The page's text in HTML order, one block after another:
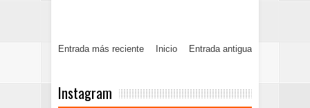
Entrada más reciente Entrada antigua
Inicio
Instagram